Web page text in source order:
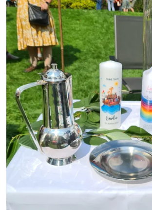
Vergrößerte Ansicht